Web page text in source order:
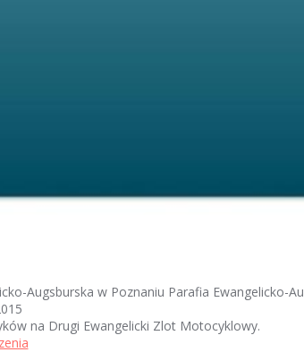
Augsburska w Poznaniu Parafia Ewangelicko-
na Drugi Ewangelicki Zlot Motocyklowy.